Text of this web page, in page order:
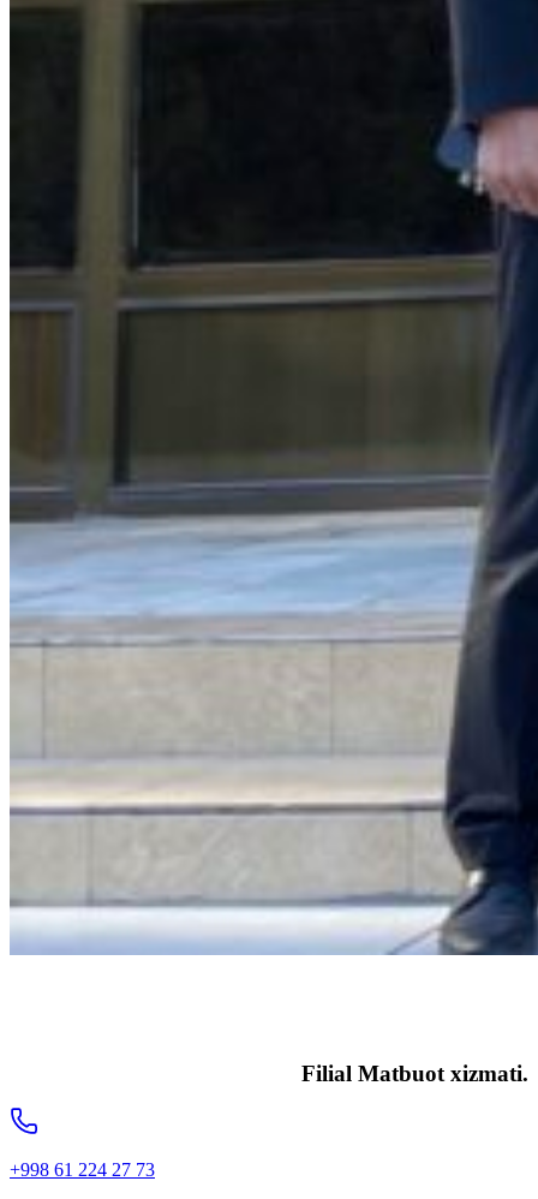
Filial Matbuot xizmati.
+998 61 224 27 73